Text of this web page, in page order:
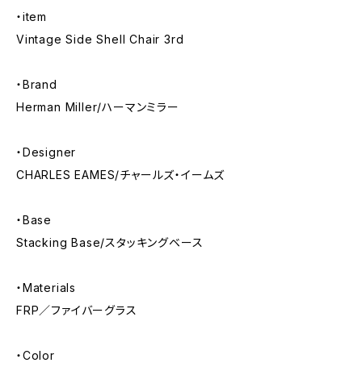
・item
Vintage Side Shell Chair 3rd
・Brand
Herman Miller/ハーマンミラー
・Designer
CHARLES EAMES/チャールズ・イームズ
・Base
Stacking Base/スタッキングベース
・Materials
FRP／ファイバーグラス
・Color